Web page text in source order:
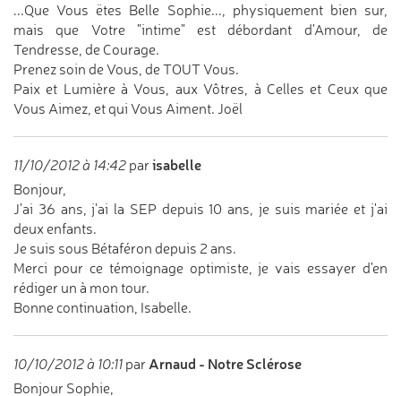
...Que Vous ëtes Belle Sophie..., physiquement bien sur,
mais que Votre "intime" est débordant d'Amour, de
Tendresse, de Courage.
Prenez soin de Vous, de TOUT Vous.
Paix et Lumière à Vous, aux Vôtres, à Celles et Ceux que
Vous Aimez, et qui Vous Aiment. Joël
11/10/2012 à 14:42 par isabelle
Bonjour,
J'ai 36 ans, j'ai la SEP depuis 10 ans, je suis mariée et j'ai
deux enfants.
Je suis sous Bétaféron depuis 2 ans.
Merci pour ce témoignage optimiste, je vais essayer d'en
rédiger un à mon tour.
Bonne continuation, Isabelle.
10/10/2012 à 10:11 par Arnaud - Notre Sclérose
Bonjour Sophie,